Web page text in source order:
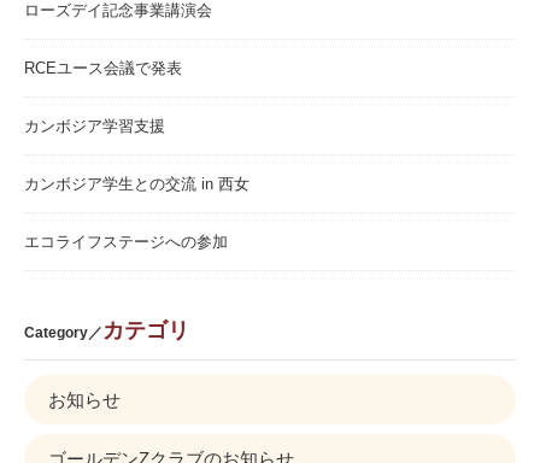
ローズデイ記念事業講演会
RCEユース会議で発表
カンボジア学習支援
カンボジア学生との交流 in 西女
エコライフステージへの参加
Category／ カテゴリ
お知らせ